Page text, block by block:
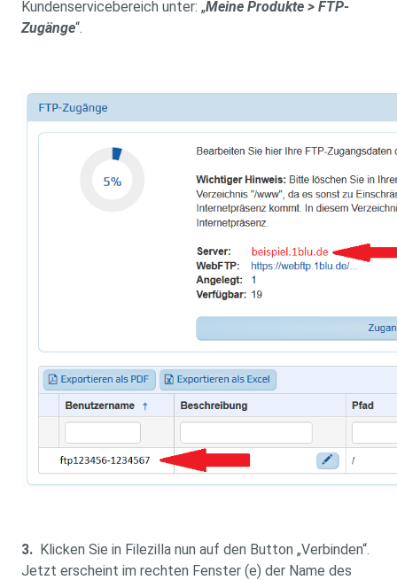
Kundenservicebereich unter: „Meine Produkte > FTP-
Zugänge“.
3. Klicken Sie in Filezilla nun auf den Button „Verbinden“.
Jetzt erscheint im rechten Fenster (e) der Name des